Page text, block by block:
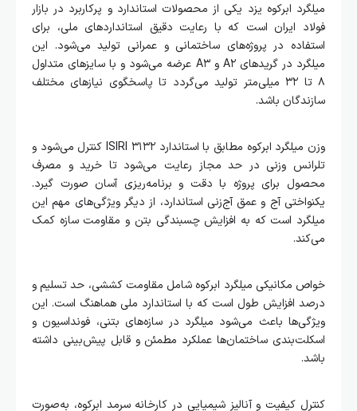
میلگرد ابرکوه یزد یکی از محصولات استاندارد و پرکاربرد در بازار
فولاد ایران است که با رعایت دقیق استانداردهای ملی، برای
استفاده در پروژه‌های ساختمانی و عمرانی تولید می‌شود. این
میلگرد در گریدهای A۲ و A۳ عرضه می‌شود و با سایزهای متداول
۸ تا ۳۲ میلی‌متر تولید می‌گردد تا پاسخگوی نیازهای مختلف
سازندگان باشد.
وزن میلگرد ابرکوه مطابق با استاندارد ISIRI ۳۱۳۲ کنترل می‌شود و
تلرانس وزنی در حد مجاز رعایت می‌شود تا خرید و مصرف
محصول برای پروژه با دقت و برنامه‌ریزی آسان صورت گیرد.
یکنواختی آج و عمق آج‌زنی استاندارد، از دیگر ویژگی‌های مهم این
میلگرد است که به افزایش چسبندگی بتن و مقاومت سازه کمک
می‌کند.
خواص مکانیکی میلگرد ابرکوه شامل مقاومت کششی، حد تسلیم و
درصد افزایش طول است که با استاندارد ملی هماهنگ است. این
ویژگی‌ها باعث می‌شود میلگرد در سازه‌های بتنی، فونداسیون و
اسکلت‌بندی ساختمان‌ها عملکرد مطمئن و قابل پیش‌بینی داشته
باشد.
کنترل کیفیت و آنالیز شیمیایی در کارخانه سرمد ابرکوه، به‌صورت